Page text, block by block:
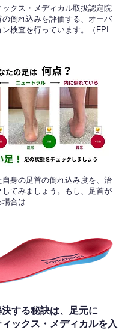
ックス・メディカル取扱認定院
倒れ込みを評価する、オーバ
検査を行っています。（FPI
自身の足首の倒れ込み度を、治
てみましょう。もし、足首が
場合は…
する秘訣は、足元に
ックス・メディカルを入